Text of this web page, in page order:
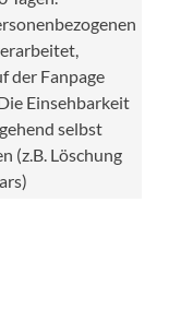
der Fanpage
Einsehbarkeit
selbst
(z.B. Löschung